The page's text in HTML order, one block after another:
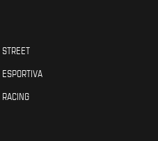
STREET
ESPORTIVA
RACING